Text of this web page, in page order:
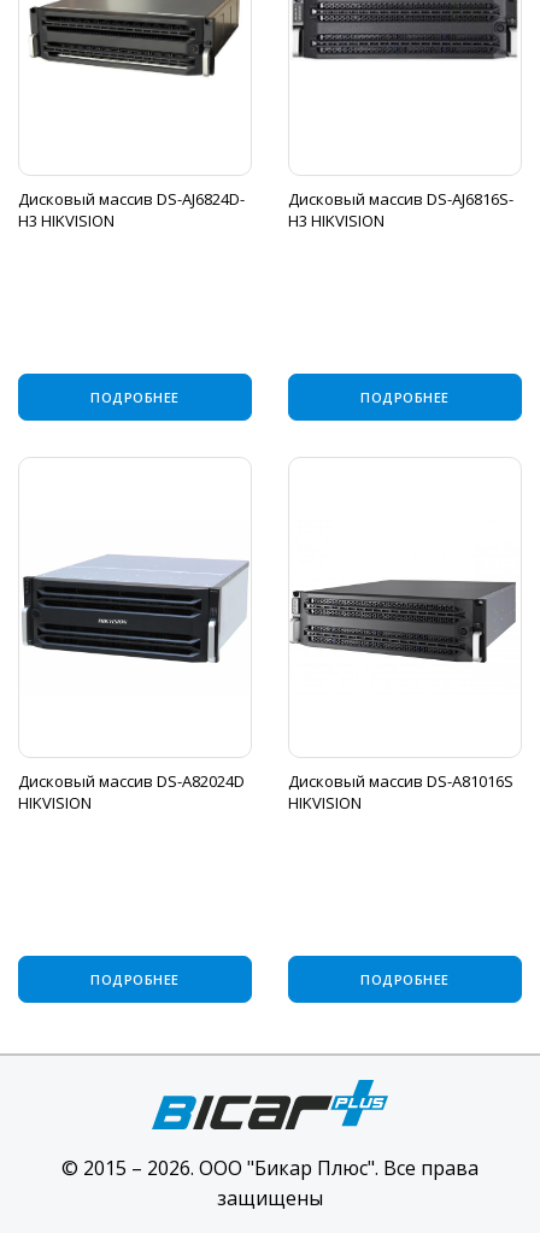
Дисковый массив DS-AJ6824D-
H3 HIKVISION
ПОДРОБНЕЕ
Дисковый массив DS-AJ6816S-
H3 HIKVISION
ПОДРОБНЕЕ
Дисковый массив DS-A82024D
HIKVISION
ПОДРОБНЕЕ
Дисковый массив DS-A81016S
HIKVISION
ПОДРОБНЕЕ
© 2015 – 2026. ООО "Бикар Плюс". Все права
защищены